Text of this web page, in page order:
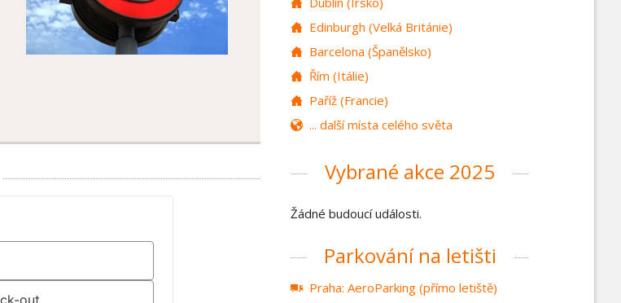
Edinburgh (Velká Británie)
Barcelona (Španělsko)
Řím (Itálie)
Paříž (Francie)
... další místa celého světa
Vybrané akce 2025
Žádné budoucí události.
Parkování na letišti
Praha: AeroParking (přímo letiště)